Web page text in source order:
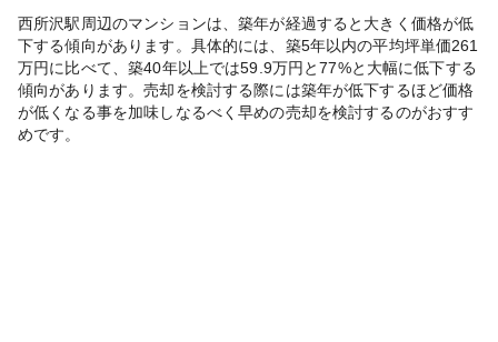
西所沢駅周辺のマンションは、築年が経過すると大きく価格が低
下する傾向があります。具体的には、築5年以内の平均坪単価261
万円に比べて、築40年以上では59.9万円と77%と大幅に低下する
傾向があります。売却を検討する際には築年が低下するほど価格
が低くなる事を加味しなるべく早めの売却を検討するのがおすす
めです。